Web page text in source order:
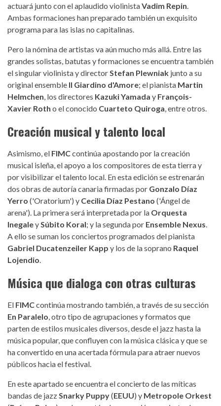
actuará junto con el aplaudido violinistaVadim Repin.
Ambas formaciones han preparado también un exquisito
programa para las islas no capitalinas.
Pero la nómina de artistas va aún mucho más allá. Entre las
grandes solistas, batutas y formaciones se encuentra también
el singular violinista y directorStefan Plewniak junto a su
original ensemble Il Giardino d'Amore; el pianista Martin
Helmchen, los directores Kazuki Yamada y François-
Xavier Roth o el conocido Cuarteto Quiroga, entre otros.
Creación musical y talento local
Asimismo, el FIMCcontinúa apostando por la creación
musical isleña, el apoyo a los compositores de esta tierra y
por visibilizar el talento local. En esta edición se estrenarán
dos obras de autoría canaria firmadas por Gonzalo Díaz
Yerro ('Oratorium') y Cecilia Díaz Pestano ('Ángel de
arena'). La primera será interpretada por la Orquesta
InegaleySúbito Koral; y la segunda por Ensemble Nexus.
A ello se suman los conciertos programados del pianista
Gabriel Ducatenzeiler Kapp y los de la soprano Raquel
Lojendio.
Música que dialoga con otras culturas
El FIMCcontinúa mostrando también, a través de su sección
En Paralelo, otro tipo de agrupaciones y formatos que
parten de estilos musicales diversos, desde el jazz hasta la
música popular, que confluyen con la música clásica y que se
ha convertido en una acertada fórmula para atraer nuevos
públicos hacia el festival.
En este apartado se encuentra el concierto de las míticas
bandas de jazzSnarky Puppy(EEUU) y Metropole Orkest